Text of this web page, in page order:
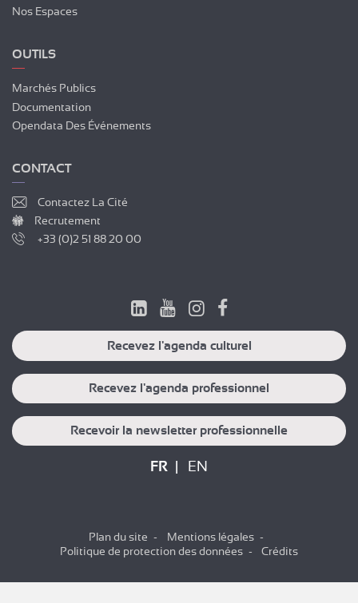
Nos Espaces
OUTILS
Marchés Publics
Documentation
Opendata Des Événements
CONTACT
Contactez La Cité
Recrutement
+33 (0)2 51 88 20 00
Recevez l'agenda culturel
Recevez l'agenda professionnel
Recevoir la newsletter professionnelle
FR EN
Plan du site
Mentions légales
Politique de protection des données
Crédits